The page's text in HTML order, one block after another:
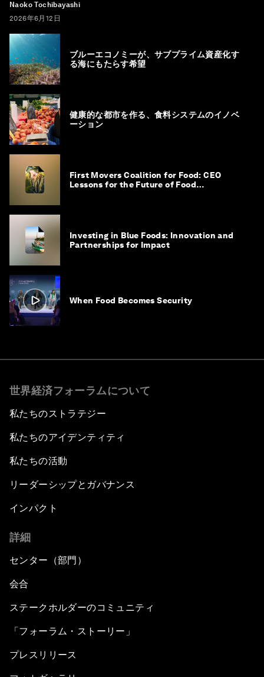
Naoko Tochibayashi
2026年6月12日
ブルーエコノミーが、サブプライム資産化す
る海にもたらす希望
健康的な都市を作る、食料システムのイノベ
ーション
First Movers Coalition for Food: CEO
Lessons for the Future of Food
Investing in Blue Foods: Innovation and
Partnerships for Impact
When Food Becomes Security
世界経済フォーラムについて
私たちのストラテジー
私たちのアイデンティティ
私たちの活動
リーダーシップとガバナンス
インパクト
詳細
センター（部門）
会合
ステークホルダーのコミュニティ
「フォーラム・ストーリー」
プレスリリース